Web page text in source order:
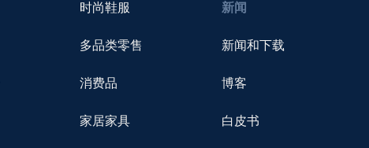
时尚鞋服
多品类零售
消费品
家居家具
新闻
新闻和下载
博客
白皮书